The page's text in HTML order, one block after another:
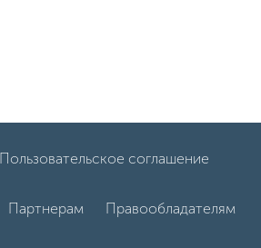
Пользовательское соглашение
Партнерам Правообладателям